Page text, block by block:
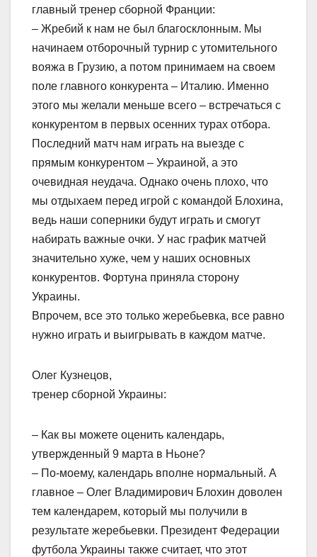
главный тренер сборной Франции:
– Жребий к нам не был благосклонным. Мы
начинаем отборочный турнир с утомительного
вояжа в Грузию, а потом принимаем на своем
поле главного конкурента – Италию. Именно
этого мы желали меньше всего – встречаться с
конкурентом в первых осенних турах отбора.
Последний матч нам играть на выезде с
прямым конкурентом – Украиной, а это
очевидная неудача. Однако очень плохо, что
мы отдыхаем перед игрой с командой Блохина,
ведь наши соперники будут играть и смогут
набирать важные очки. У нас график матчей
значительно хуже, чем у наших основных
конкурентов. Фортуна приняла сторону
Украины.
Впрочем, все это только жеребьевка, все равно
нужно играть и выигрывать в каждом матче.
Олег Кузнецов,
тренер сборной Украины:
– Как вы можете оценить календарь,
утвержденный 9 марта в Ньоне?
– По-моему, календарь вполне нормальный. А
главное – Олег Владимирович Блохин доволен
тем календарем, который мы получили в
результате жеребьевки. Президент Федерации
футбола Украины также считает, что этот